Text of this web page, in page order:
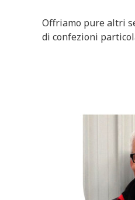
Offriamo pure altri
di confezioni